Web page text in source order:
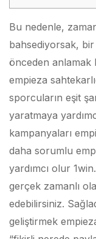
Bu nedenle,
bahsediyorsak, bir
önceden anlamak
empieza
sporcuların eşit
yaratmaya
kampanyaları
daha sorumlu
yardımcı olur
gerçek zamanlı
edebilirsiniz.
geliştirmek